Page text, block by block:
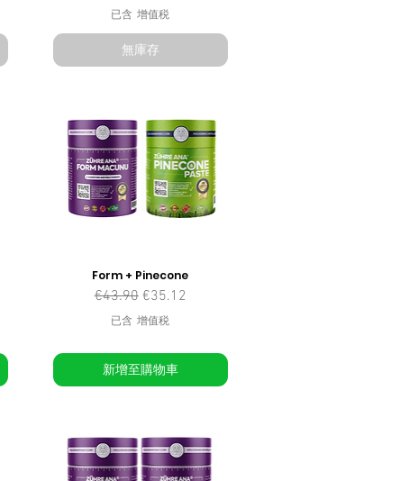
已含 增值税
無庫存
Form + Pinecone
一般價格
€43.90 促銷價格
€35.12
已含 增值税
新增至購物車